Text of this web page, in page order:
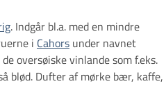
. Indgår bl.a. med en mindre
i Cahors under navnet
oversøiske vinlande som f.eks.
blød. Dufter af mørke bær, kaffe,